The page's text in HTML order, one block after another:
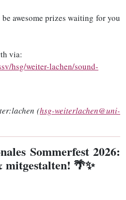
awesome prizes waiting for you
via:
hsg/weiter-lachen/sound-
(hsg-weiterlachen@uni-
Sommerfest 2026:
mitgestalten! 🌴✨